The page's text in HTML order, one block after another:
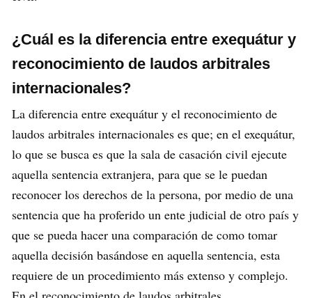
¿Cuál es la diferencia entre exequátur y
reconocimiento de laudos arbitrales
internacionales?
La diferencia entre exequátur y el reconocimiento de
laudos arbitrales internacionales es que; en el exequátur,
lo que se busca es que la sala de casación civil ejecute
aquella sentencia extranjera, para que se le puedan
reconocer los derechos de la persona, por medio de una
sentencia que ha proferido un ente judicial de otro país y
que se pueda hacer una comparación de como tomar
aquella decisión basándose en aquella sentencia, esta
requiere de un procedimiento más extenso y complejo.